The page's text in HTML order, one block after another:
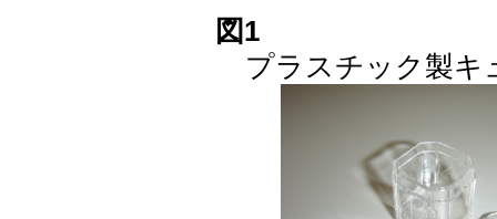
図1
プラスチック製キ